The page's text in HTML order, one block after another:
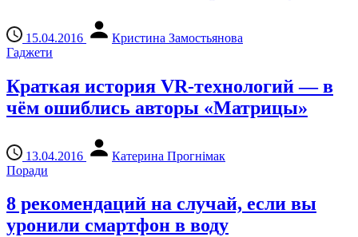
15.04.2016
Кристина Замостьянова
Гаджети
Краткая история VR-технологий — в
чём ошиблись авторы «Матрицы»
13.04.2016
Катерина Прогнімак
Поради
8 рекомендаций на случай, если вы
уронили смартфон в воду